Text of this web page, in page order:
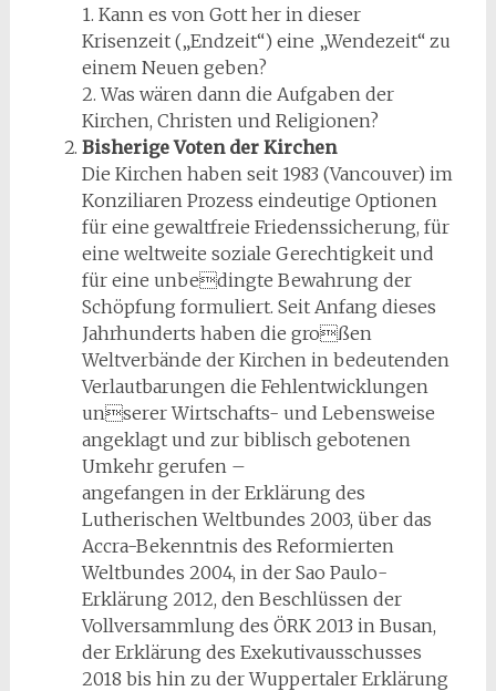
1. Kann es von Gott her in dieser
Krisenzeit („Endzeit“) eine „Wendezeit“ zu
einem Neuen geben?
2. Was wären dann die Aufgaben der
Kirchen, Christen und Religionen?
Bisherige Voten der Kirchen
Die Kirchen haben seit 1983 (Vancouver) im
Konziliaren Prozess eindeutige Optionen
für eine gewaltfreie Friedenssicherung, für
eine weltweite soziale Gerechtigkeit und
für eine unbedingte Bewahrung der
Schöpfung formuliert. Seit Anfang dieses
Jahrhunderts haben die großen
Weltverbände der Kirchen in bedeutenden
Verlautbarungen die Fehlentwicklungen
unserer Wirtschafts- und Lebensweise
angeklagt und zur biblisch gebotenen
Umkehr gerufen –
angefangen in der Erklärung des
Lutherischen Weltbundes 2003, über das
Accra-Bekenntnis des Reformierten
Weltbundes 2004, in der Sao Paulo-
Erklärung 2012, den Beschlüssen der
Vollversammlung des ÖRK 2013 in Busan,
der Erklärung des Exekutivausschusses
2018 bis hin zu der Wuppertaler Erklärung